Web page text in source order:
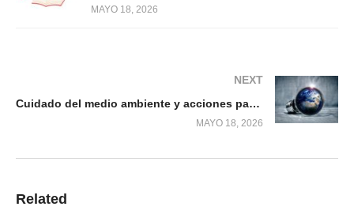
MAYO 18, 2026
NEXT
Cuidado del medio ambiente y acciones para salvar el planeta
MAYO 18, 2026
Related